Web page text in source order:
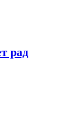
рад